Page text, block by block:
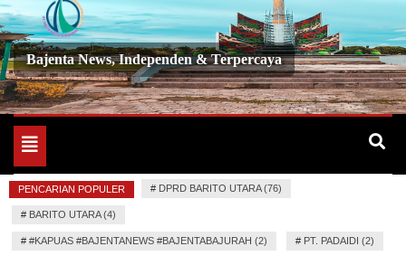
Bajenta News, Independen & Terpercaya
Toggle
navigation
PENCARIAN POPULER # DPRD BARITO UTARA (76)
# BARITO UTARA (4)
# #KAPUAS #BAJENTANEWS #BAJENTABAJURAH (2) # PT. PADAIDI (2)